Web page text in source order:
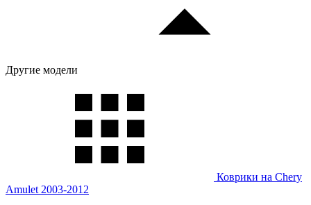
Другие модели
Коврики на Chery
Amulet 2003-2012